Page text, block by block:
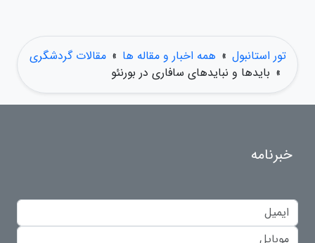
تور استانبول » همه اخبار و مقاله ها » مقالات گردشگری
» بایدها و نبایدهای سافاری در بورنئو
خبرنامه